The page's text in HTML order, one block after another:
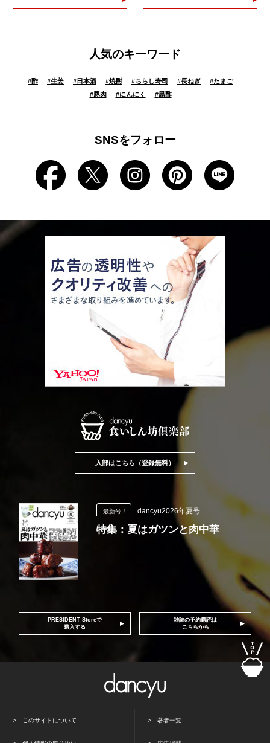
人気のキーワード
#酢 #生姜 # 日本酒 #焼酎 #ちらし寿司 #長ねぎ #たまご
#豚肉 #にんにく #黒酢
SNSをフォロー
入部はこちら（登録無料）
最新号！ dancyu2026年夏号
特集：夏はガツンと肉中華
PRESIDENT Storeで
購入する
雑誌の予約購読は
こちらから
このサイトについて 著者一覧